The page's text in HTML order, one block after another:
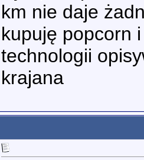
km nie daje
kupuję popcorn
technologii
krajana